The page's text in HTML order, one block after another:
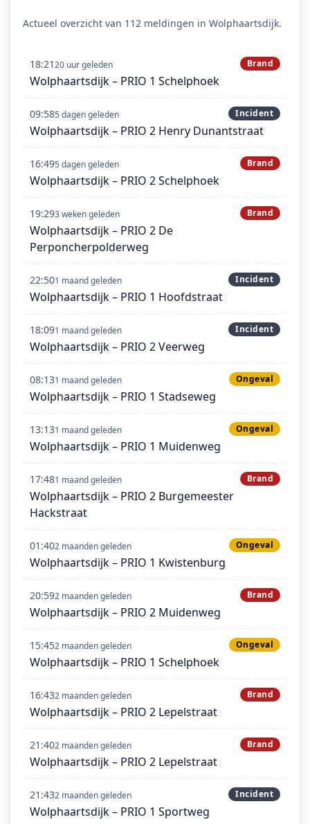
Actueel overzicht van 112 meldingen in Wolphaartsdijk.
18:2120 uur geleden Brand
Wolphaartsdijk – PRIO 1 Schelphoek
09:585 dagen geleden Incident
Wolphaartsdijk – PRIO 2 Henry Dunantstraat
16:495 dagen geleden Brand
Wolphaartsdijk – PRIO 2 Schelphoek
19:293 weken geleden Brand
Wolphaartsdijk – PRIO 2 De
Perponcherpolderweg
22:501 maand geleden Incident
Wolphaartsdijk – PRIO 1 Hoofdstraat
18:091 maand geleden Incident
Wolphaartsdijk – PRIO 2 Veerweg
08:131 maand geleden Ongeval
Wolphaartsdijk – PRIO 1 Stadseweg
13:131 maand geleden Ongeval
Wolphaartsdijk – PRIO 1 Muidenweg
17:481 maand geleden Brand
Wolphaartsdijk – PRIO 2 Burgemeester
Hackstraat
01:402 maanden geleden Ongeval
Wolphaartsdijk – PRIO 1 Kwistenburg
20:592 maanden geleden Brand
Wolphaartsdijk – PRIO 2 Muidenweg
15:452 maanden geleden Ongeval
Wolphaartsdijk – PRIO 1 Schelphoek
16:432 maanden geleden Brand
Wolphaartsdijk – PRIO 2 Lepelstraat
21:402 maanden geleden Brand
Wolphaartsdijk – PRIO 2 Lepelstraat
21:432 maanden geleden Incident
Wolphaartsdijk – PRIO 1 Sportweg